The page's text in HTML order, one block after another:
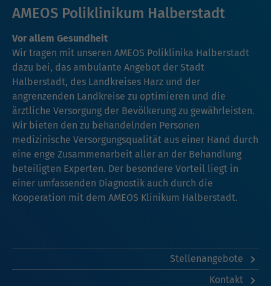
AMEOS Poliklinikum Halberstadt
Vor allem Gesundheit
Wir tragen mit unseren AMEOS Poliklinika Halberstadt
dazu bei, das ambulante Angebot der Stadt
Halberstadt, des Landkreises Harz und der
angrenzenden Landkreise zu optimieren und die
ärztliche Versorgung der Bevölkerung zu gewährleisten.
Wir bieten den zu behandelnden Personen
medizinische Versorgungsqualität aus einer Hand durch
eine enge Zusammenarbeit aller an der Behandlung
beteiligten Experten. Der besondere Vorteil liegt in
einer umfassenden Diagnostik auch durch die
Kooperation mit dem AMEOS Klinikum Halberstadt.
Stellenangebote
Kontakt